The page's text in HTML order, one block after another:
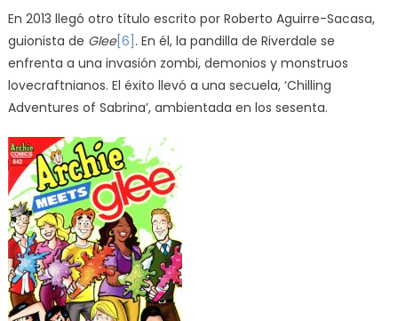
En 2013 llegó otro título escrito por Roberto Aguirre-Sacasa,
guionista de Glee[6] . En él, la pandilla de Riverdale se
enfrenta a una invasión zombi, demonios y monstruos
lovecraftnianos. El éxito llevó a una secuela, ‘Chilling
Adventures of Sabrina’, ambientada en los sesenta.